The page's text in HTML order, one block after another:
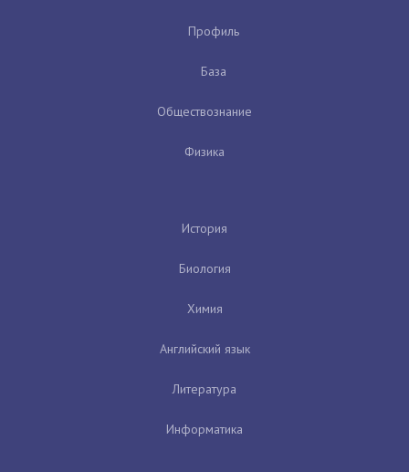
Профиль
База
Обществознание
Физика
История
Биология
Химия
Английский язык
Литература
Информатика